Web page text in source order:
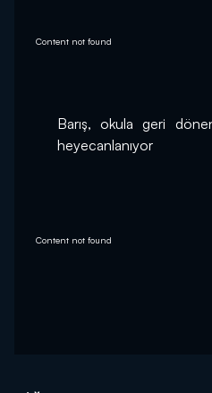
Content not found
Barış, okula geri
heyecanlanıyor
Content not found